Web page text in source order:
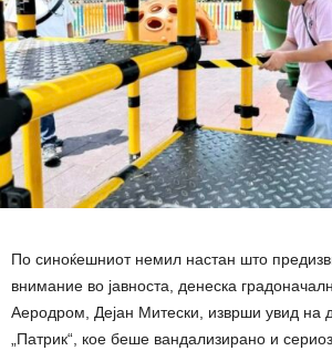
По синоќешниот немил настан што
внимание во јавноста, денеска
Аеродром, Дејан Митески, изврши увид на
„Патрик“, кое беше вандализирано и